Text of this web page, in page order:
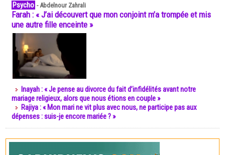
Psycho -Abdelnour Zahrali
Farah : « J’ai découvert que mon conjoint m’a trompée et mis
une autre fille enceinte »
Inayah : « Je pense au divorce du fait d’infidélités avant notre
mariage religieux, alors que nous étions en couple »
Rajiya : « Mon mari ne vit plus avec nous, ne participe pas aux
dépenses : suis-je encore mariée ? »